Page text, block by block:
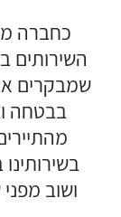
כחברה
השירותים
שמבקרים
בבטחה
ושוב